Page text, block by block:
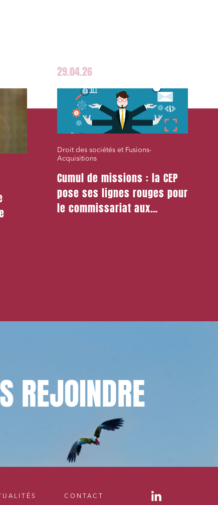
29.04.26
Droit des sociétés et Fusions-
Acquisitions
Cumul de missions : la CEP
pose ses lignes rouges pour
le commissariat aux
REJOINDRE
CONTACT